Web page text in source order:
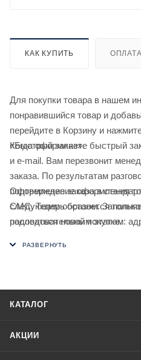
КАК КУПИТЬ ОПЛАТА
Для покупки товара в нашем
понравившийся товар и
перейдите в Корзину и
«Быстрый заказ».
Когда оформляете быстрый
и e-mail. Вам перезвонит
заказа. По результатам
подтверждение оформления
СМС. Теперь останется
радоваться новой покупке.
Оформление заказа в
следующим образом.
последовательным этапам:
КАТАЛОГ
АКЦИИ